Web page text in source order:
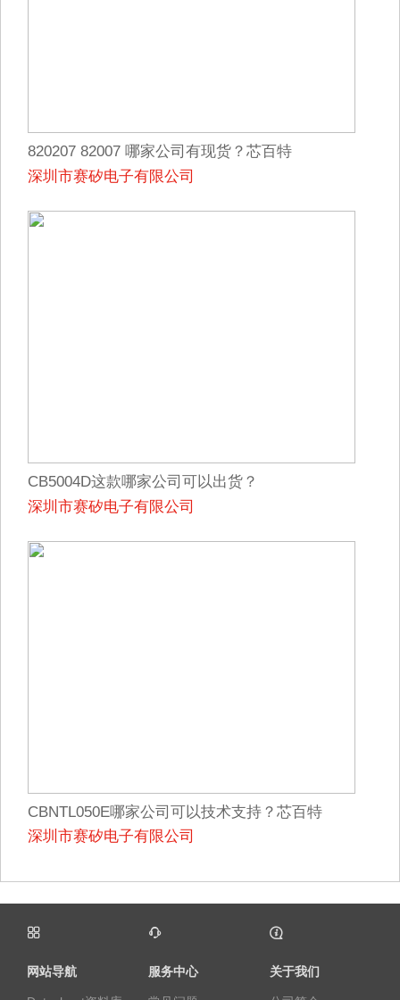
820207 82007 哪家公司有现货？芯百特
深圳市赛矽电子有限公司
CB5004D这款哪家公司可以出货？
深圳市赛矽电子有限公司
CBNTL050E哪家公司可以技术支持？芯百特
深圳市赛矽电子有限公司
网站导航 服务中心 关于我们